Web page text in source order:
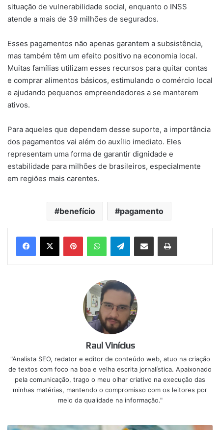
situação de vulnerabilidade social, enquanto o INSS
atende a mais de 39 milhões de segurados.
Esses pagamentos não apenas garantem a subsistência,
mas também têm um efeito positivo na economia local.
Muitas famílias utilizam esses recursos para quitar contas
e comprar alimentos básicos, estimulando o comércio local
e ajudando pequenos empreendedores a se manterem
ativos.
Para aqueles que dependem desse suporte, a importância
dos pagamentos vai além do auxílio imediato. Eles
representam uma forma de garantir dignidade e
estabilidade para milhões de brasileiros, especialmente
em regiões mais carentes.
benefício pagamento
PinterestWhatsAppTelegramCompartilhar via e-mail Imprimir
Raul Vinícius
"Analista SEO, redator e editor de conteúdo web, atuo na criação
de textos com foco na boa e velha escrita jornalística. Apaixonado
pela comunicação, trago o meu olhar criativo na execução das
minhas matérias, mantendo o compromisso com os leitores por
meio da qualidade na informação."